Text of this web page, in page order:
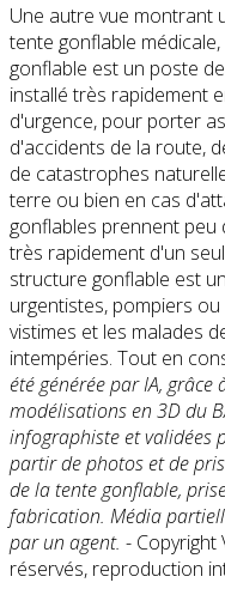
Une autre vue montrant
tente gonflable
gonflable est un poste
installé très rapidement
d'urgence, pour porter
d'accidents de la route,
de catastrophes
terre ou bien en cas
gonflables prennent peu
très rapidement d'un
structure gonflable est
urgentistes, pompiers
vistimes et les malades
intempéries. Tout en
été générée par IA, grâce
modélisations en 3D du
infographiste et validées
partir de photos et de
de la tente gonflable,
fabrication. Média
par un agent. - Copyright
réservés, reproduction